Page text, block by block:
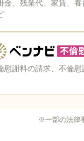
金、残業代、家賃、
慰謝料の請求、不倫
※一部の法律